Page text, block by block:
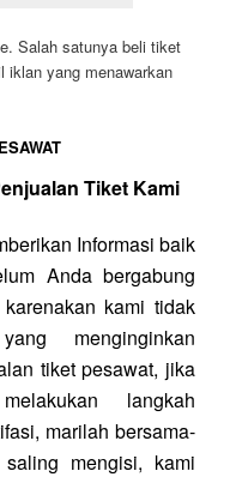
Salah satunya beli tiket
iklan yang menawarkan
Tiket Kami
Informasi baik
Anda bergabung
kami tidak
menginginkan
tiket pesawat, jika
langkah
marilah bersama-
mengisi, kami